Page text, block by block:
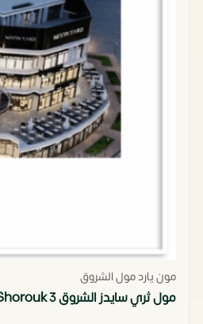
مون يارد مول الشروق
مول ثري سايدز الشروق 3 Sides Mall El Shorouk